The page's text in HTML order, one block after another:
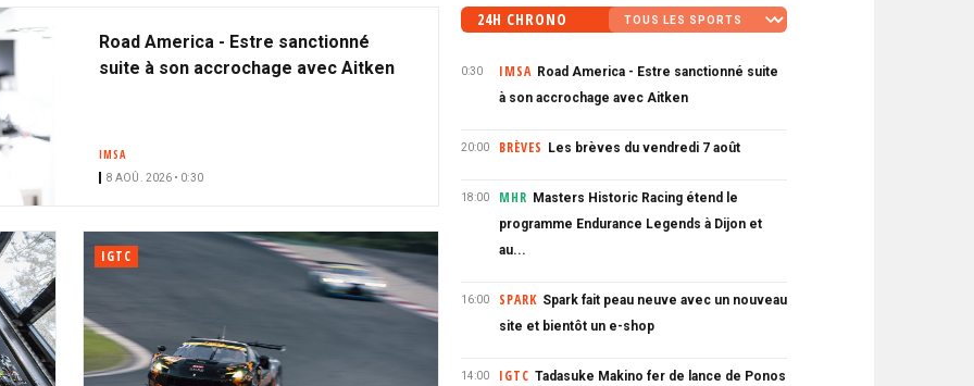
Road America - Estre sanctionné
suite à son accrochage avec Aitken
IMSA
8 AOÛ. 2026 • 0:30
IGTC
24H CHRONO
0:30 IMSA Road America - Estre sanctionné suite
à son accrochage avec Aitken
20:00 BRÈVES Les brèves du vendredi 7 août
18:00 MHR Masters Historic Racing étend le
programme Endurance Legends à Dijon et
au...
16:00 SPARK Spark fait peau neuve avec un nouveau
site et bientôt un e-shop
14:00 IGTC Tadasuke Makino fer de lance de Ponos